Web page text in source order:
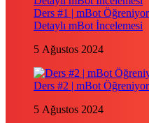
Ders #1 | mBot
Detaylı mBot İncelemesi
5 Ağustos 2024
Ders #2 | mBot
5 Ağustos 2024